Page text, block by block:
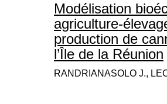
Modélisation
agriculture-
production de
l’Île de la Réunion
RANDRIANASOLO J.,